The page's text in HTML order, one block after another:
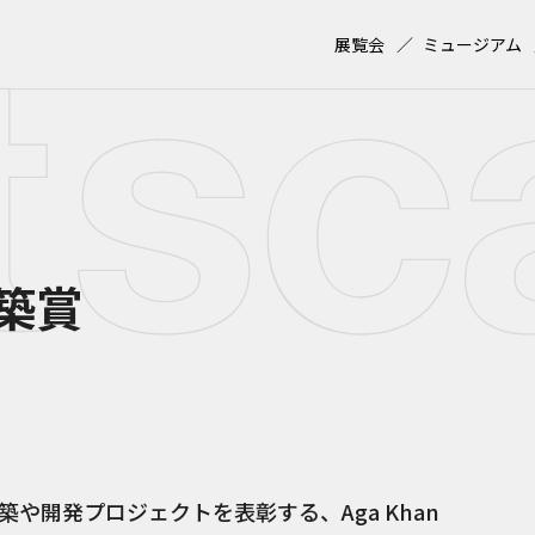
展覧会 ミュージアム
賞
や開発プロジェクトを表彰する、Aga Khan